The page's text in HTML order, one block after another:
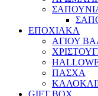
ΕΠΟΧΙΑΚΑ
ΑΓΙΟΥ
ΠΑΣΧΑ
GIFT BOX